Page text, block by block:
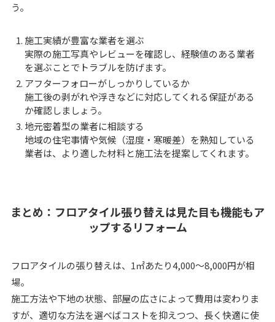
う。
施工実績が豊富な業者を選ぶ
実際の施工写真やレビューを確認し、経験値のある業者
を選ぶことでトラブルを防げます。
アフターフォローがしっかりしているか
施工後の剥がれや浮きなどに対応してくれる保証がある
か確認しましょう。
地元密着型の業者に相談する
地域の住宅事情や気候（湿度・寒暖差）を熟知している
業者は、より適した材料と施工法を提案してくれます。
まとめ：フロアタイル張り替えは見た目も機能もア
ップするリフォーム
フロアタイルの張り替えは、1㎡あたり4,000〜8,000円が相
場。
施工方法や下地の状態、部屋の広さによって費用は変わりま
すが、適切な方法を選べばコストを抑えつつ、長く快適に使